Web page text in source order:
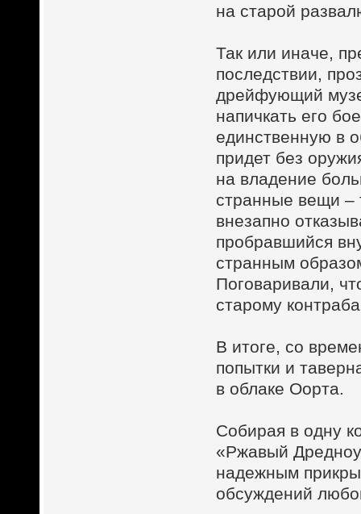
на старой
Так или иначе,
последствии,
дрейфующий
напичкать его
единственную в
придет без
на владение
странные вещи –
внезапно
пробравшийся
странным
Поговаривали,
старому
В итоге, со
попытки и
в облаке Оорта.
Собирая в одну
«Ржавый
надежным
обсуждений